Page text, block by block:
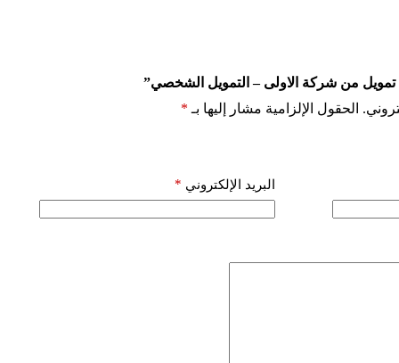
من شركة الاولى – التمويل الشخصي”
الحقول الإلزامية مشار إليها بـ *
البريد الإلكتروني *